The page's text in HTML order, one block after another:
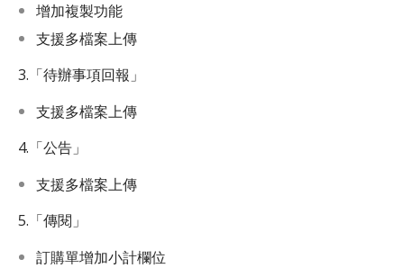
增加複製功能
支援多檔案上傳
3.「待辦事項回報」
支援多檔案上傳
4.「公告」
支援多檔案上傳
5.「傳閱」
訂購單增加小計欄位